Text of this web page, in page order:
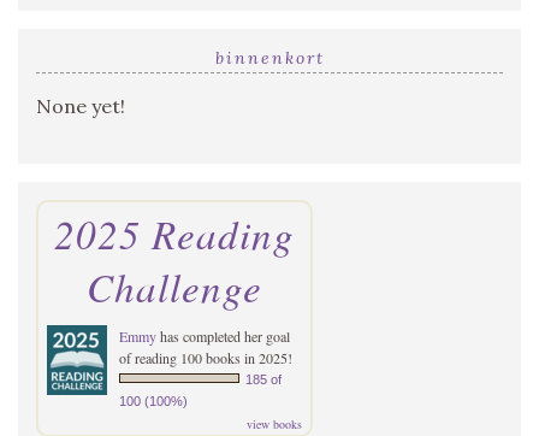
binnenkort
None yet!
2025 Reading
Challenge
Emmyhas completed her goal
of reading 100 books in 2025!
185 of
100 (100%)
view books